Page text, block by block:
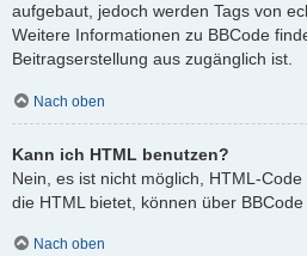
aufgebaut, jedoch werden Tags von
Weitere Informationen zu BBCode
Beitragserstellung aus zugänglich ist.
Nach oben
Kann ich HTML benutzen?
Nein, es ist nicht möglich, HTML-
die HTML bietet, können über BBCode
Nach oben